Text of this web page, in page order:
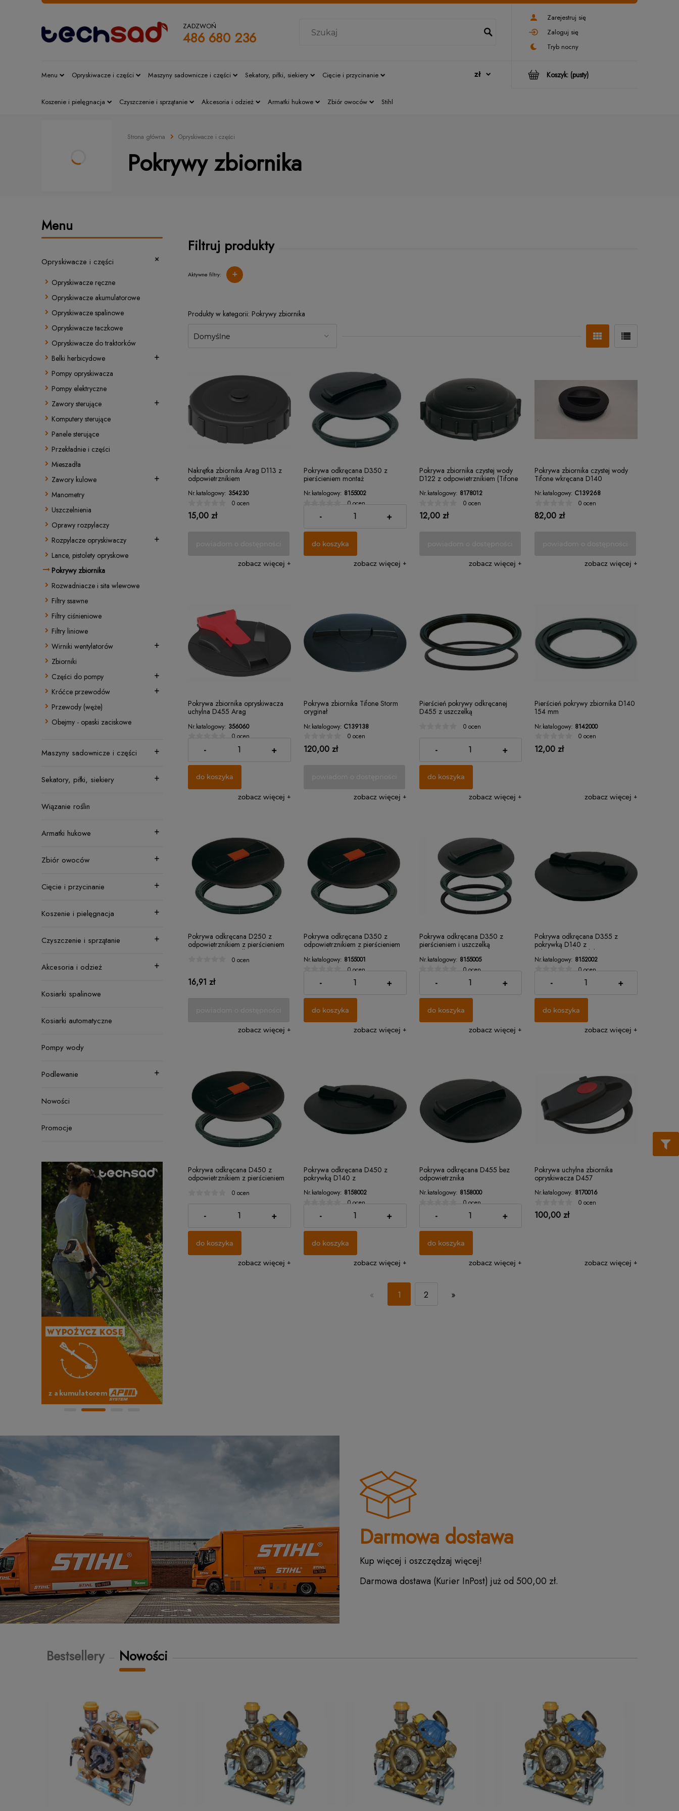
Zarejestruj się
Zaloguj się
ZADZWOŃ
486 680 236
Koszyk: (pusty)
Menu Opryskiwacze i części Maszyny sadownicze i części Sekatory, piłki, siekiery Cięcie i przycinanie
Koszenie i pielęgnacja Czyszczenie i sprzątanie Akcesoria i odzież Armatki hukowe Zbiór owoców Stihl
Strona główna Opryskiwacze i części
Pokrywy zbiornika
Menu
Opryskiwacze i części
Opryskiwacze ręczne
Opryskiwacze akumulatorowe
Opryskiwacze spalinowe
Opryskiwacze taczkowe
Opryskiwacze do traktorków
Belki herbicydowe
Pompy opryskiwacza
Pompy elektryczne
Zawory sterujące
Komputery sterujące
Panele sterujące
Przekładnie i części
Mieszadła
Zawory kulowe
Manometry
Uszczelnienia
Oprawy rozpylaczy
Rozpylacze opryskiwaczy
Lance, pistolety opryskowe
Pokrywy zbiornika
Rozwadniacze i sita wlewowe
Filtry ssawne
Filtry ciśnieniowe
Filtry liniowe
Wirniki wentylatorów
Zbiorniki
Części do pompy
Króćce przewodów
Przewody (węże)
Obejmy - opaski zaciskowe
Maszyny sadownicze i części
Sekatory, piłki, siekiery
Wiązanie roślin
Armatki hukowe
Zbiór owoców
Cięcie i przycinanie
Koszenie i pielęgnacja
Czyszczenie i sprzątanie
Akcesoria i odzież
Kosiarki spalinowe
Kosiarki automatyczne
Pompy wody
Podlewanie
Nowości
Promocje
Filtruj produkty
Aktywne filtry: +
Pokrywy zbiornika
Nakrętka zbiornika Arag D113 z
odpowietrznikiem
Nr.katalogowy: 354230
0 ocen
15,00 zł
zobacz więcej
Pokrywa odkręcana D350 z
pierścieniem montaż
Nr.katalogowy: 8155002
0 ocen
63,00 zł
- +
do koszyka
zobacz więcej
Pokrywa zbiornika czystej wody
D122 z odpowietrznikiem (Tifone
Nr.katalogowy: 8178012
0 ocen
12,00 zł
zobacz więcej
Pokrywa zbiornika czystej wody
Tifone wkręcana D140
Nr.katalogowy: C139268
0 ocen
82,00 zł
zobacz więcej
Pokrywa zbiornika opryskiwacza
uchylna D455 Arag
Nr.katalogowy: 356060
0 ocen
115,46 zł
- +
do koszyka
zobacz więcej
Pokrywa zbiornika Tifone Storm
oryginał
Nr.katalogowy: C139138
0 ocen
120,00 zł
zobacz więcej
Pierścień pokrywy odkręcanej
D455 z uszczelką
0 ocen
120,76 zł
- +
do koszyka
zobacz więcej
Pierścień pokrywy zbiornika D140
154 mm
Nr.katalogowy: 8142000
0 ocen
12,00 zł
zobacz więcej
Pokrywa odkręcana D250 z
odpowietrznikiem z pierścieniem
montaż bezuszczelkowy
0 ocen
16,91 zł
zobacz więcej
Pokrywa odkręcana D350 z
odpowietrznikiem z pierścieniem
montaż bezuszczelkowy
Nr.katalogowy: 8155001
0 ocen
90,00 zł
- +
do koszyka
zobacz więcej
Pokrywa odkręcana D350 z
pierścieniem i uszczelką
Nr.katalogowy: 8155005
0 ocen
90,18 zł
- +
do koszyka
zobacz więcej
Pokrywa odkręcana D355 z
pokrywką D140 z
odpowietrznikiem labiryntowym
Nr.katalogowy: 8152002
0 ocen
45,01 zł
- +
do koszyka
zobacz więcej
Pokrywa odkręcana D450 z
odpowietrznikiem z pierścieniem
0 ocen
9,38 zł
- +
do koszyka
zobacz więcej
Pokrywa odkręcana D450 z
pokrywką D140 z
Nr.katalogowy: 8158002
0 ocen
60,00 zł
- +
do koszyka
zobacz więcej
Pokrywa odkręcana D455 bez
odpowietrznika
Nr.katalogowy: 8158000
0 ocen
60,00 zł
- +
do koszyka
zobacz więcej
Pokrywa uchylna zbiornika
opryskiwacza D457
Nr.katalogowy: 8170016
0 ocen
100,00 zł
zobacz więcej
« 1 2 »
Darmowa dostawa
Kup więcej i oszczędzaj więcej!
Darmowa dostawa (Kurier InPost) już od 500,00 zł.
Nowości
Bestsellery